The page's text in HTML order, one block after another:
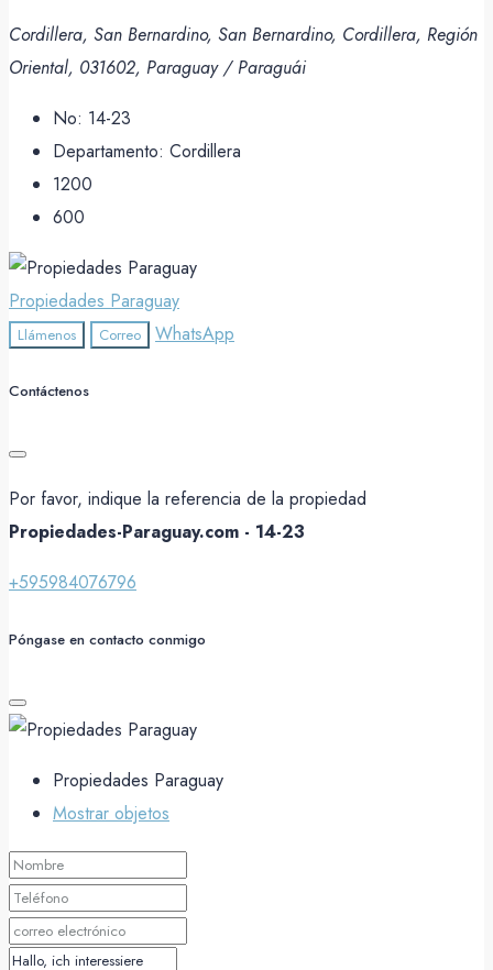
Cordillera, San Bernardino, San Bernardino, Cordillera, Región
Oriental, 031602, Paraguay / Paraguái
No: 14-23
Departamento: Cordillera
1200
600
Propiedades Paraguay
Llámenos Correo WhatsApp
Contáctenos
Por favor, indique la referencia de la propiedad
Propiedades-Paraguay.com - 14-23
+595984076796
Póngase en contacto conmigo
Propiedades Paraguay
Mostrar objetos